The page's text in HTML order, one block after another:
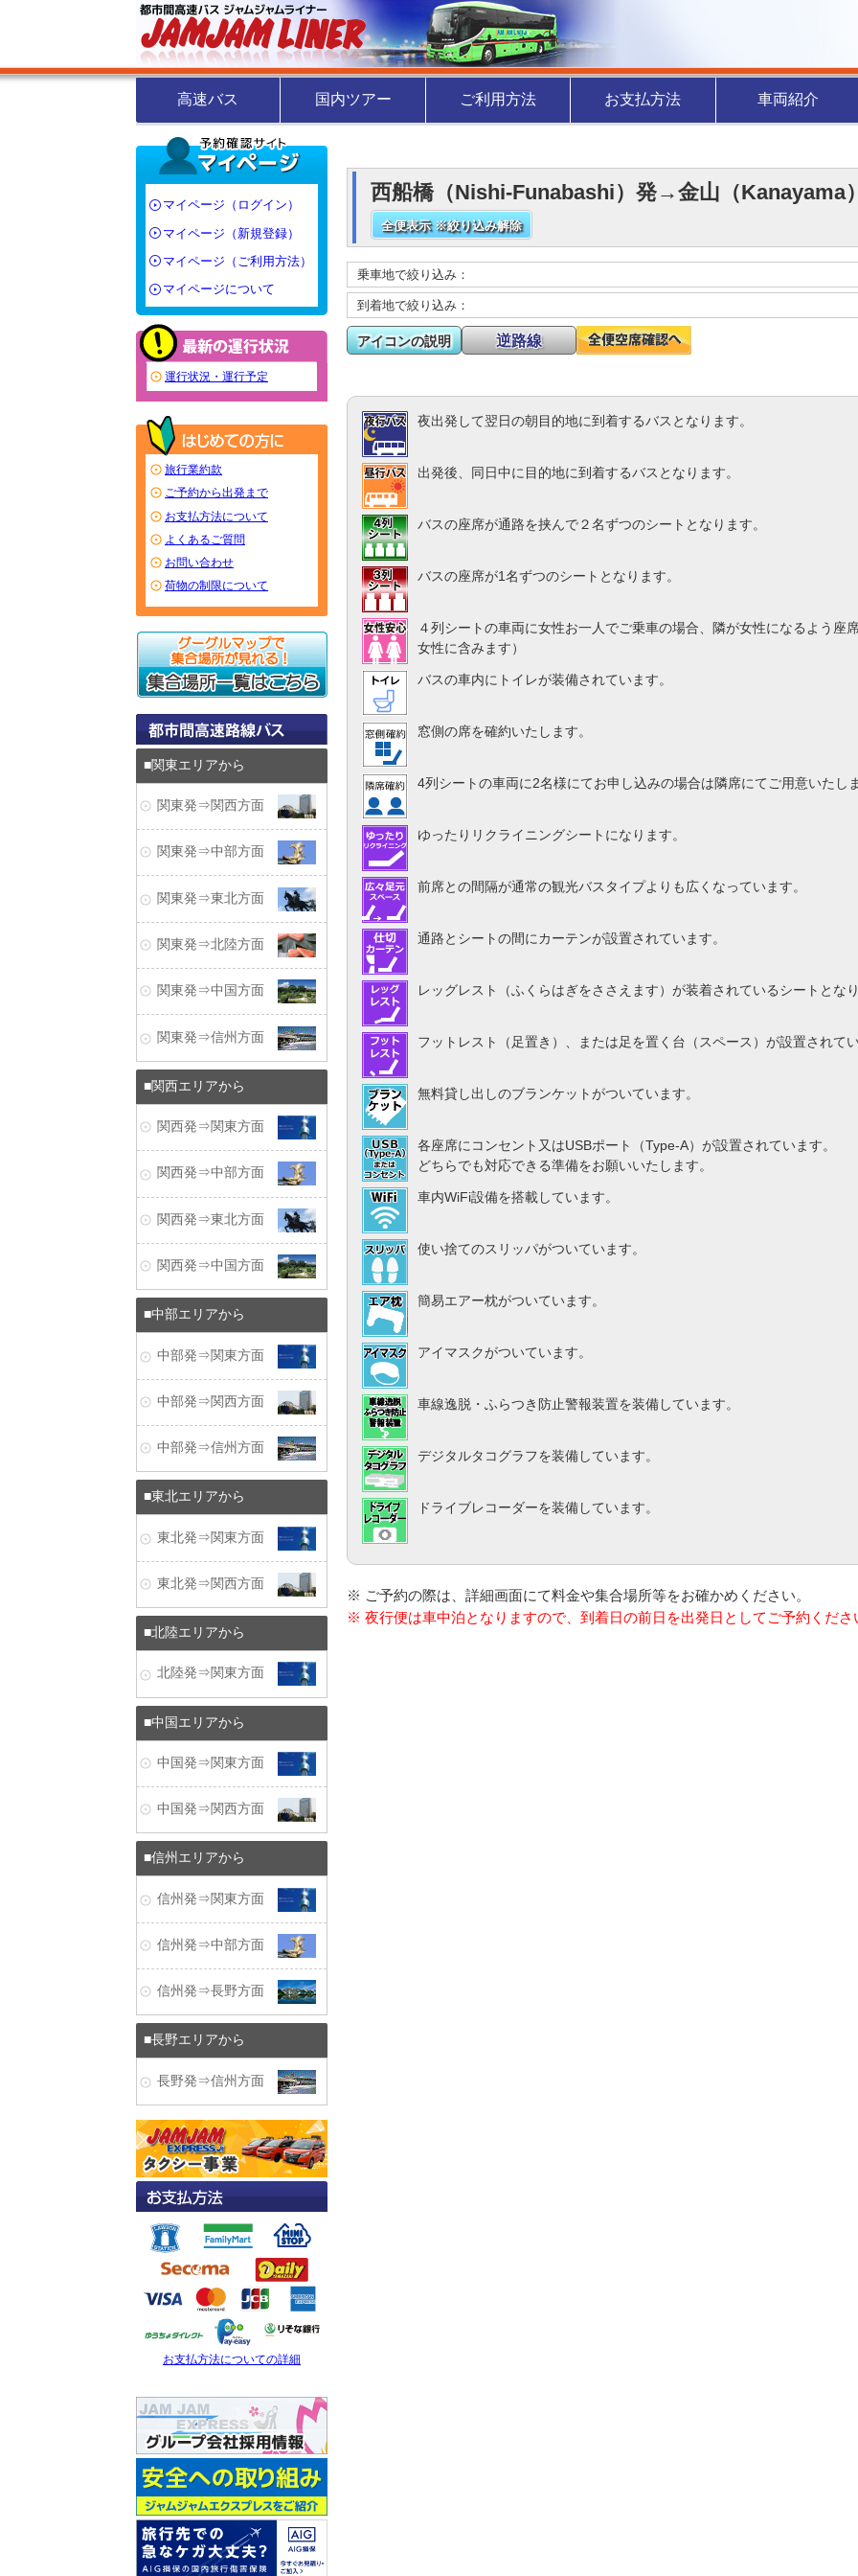
高速バス 国内ツアー ご利用方法 お支払方法 車両紹介
西船橋（Nishi-Funabashi）発→金山（
全便表示 ※絞り込み解除
乗車地で絞り込み：
到着地で絞り込み：
アイコンの説明 逆路線
夜出発して翌日の朝目的地に到着するバスとなります。
出発後、同日中に目的地に到着するバスとなります。
バスの座席が通路を挟んで２名ずつのシートとなります。
バスの座席が1名ずつのシートとなります。
４列シートの車両に女性お一人でご乗車の場合、隣が女性になるよう座
女性に含みます）
バスの車内にトイレが装備されています。
窓側の席を確約いたします。
4列シートの車両に2名様にてお申し込みの場合は隣席にてご用意いたし
ゆったりリクライニングシートになります。
前席との間隔が通常の観光バスタイプよりも広くなっています。
通路とシートの間にカーテンが設置されています。
レッグレスト（ふくらはぎをささえます）が装着されているシートとな
フットレスト（足置き）、または足を置く台（スペース）が設置されて
無料貸し出しのブランケットがついています。
各座席にコンセント又はUSBポート（Type-A）が設置されています。
どちらでも対応できる準備をお願いいたします。
車内WiFi設備を搭載しています。
使い捨てのスリッパがついています。
簡易エアー枕がついています。
アイマスクがついています。
車線逸脱・ふらつき防止警報装置を装備しています。
デジタルタコグラフを装備しています。
ドライブレコーダーを装備しています。
※ ご予約の際は、詳細画面にて料金や集合場所等をお確かめください。
※ 夜行便は車中泊となりますので、到着日の前日を出発日としてご予約くださ
マイページ（ログイン）
マイページ（新規登録）
マイページ（ご利用方法）
マイページについて
運行状況・運行予定
旅行業約款
ご予約から出発まで
お支払方法について
よくあるご質問
お問い合わせ
荷物の制限について
関東エリアから
関東発⇒関西方面
関東発⇒中部方面
関東発⇒東北方面
関東発⇒北陸方面
関東発⇒中国方面
関東発⇒信州方面
関西エリアから
関西発⇒関東方面
関西発⇒中部方面
関西発⇒東北方面
関西発⇒中国方面
中部エリアから
中部発⇒関東方面
中部発⇒関西方面
中部発⇒信州方面
東北エリアから
東北発⇒関東方面
東北発⇒関西方面
北陸エリアから
北陸発⇒関東方面
中国エリアから
中国発⇒関東方面
中国発⇒関西方面
信州エリアから
信州発⇒関東方面
信州発⇒中部方面
信州発⇒長野方面
長野エリアから
長野発⇒信州方面
お支払方法についての詳細